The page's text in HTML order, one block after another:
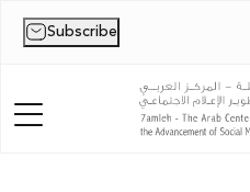
Subscribe